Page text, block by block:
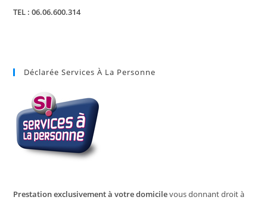
TEL : 06.06.600.314
Déclarée Services À La Personne
Prestation exclusivement à votre domicilevous donnant droit à